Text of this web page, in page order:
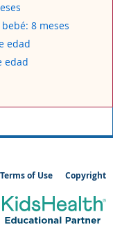
8 meses
edad
edad
of Use Copyright